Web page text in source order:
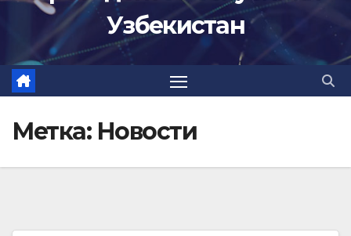
Узбекистан
Метка: Новости